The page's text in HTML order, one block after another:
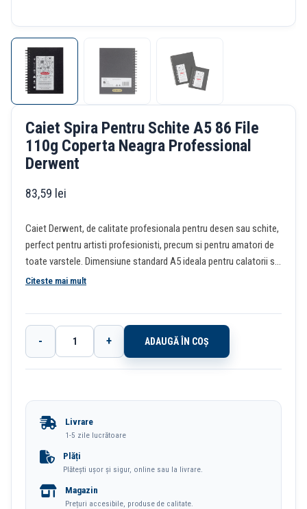
Caiet Spira Pentru Schite A5 86 File
110g Coperta Neagra Professional
Derwent
83,59 lei
Caiet Derwent, de calitate profesionala pentru desen sau schite,
perfect pentru artisti profesionisti, precum si pentru amatori de
toate varstele. Dimensiune standard A5 ideala pentru calatorii si
aer liber. Coperta dura, din vinil negru, cu spira, contine 86 de coli
acuarela), suprafata neteda ideala pentru creioane de grafit si
colorat. Dimensiuni 1,8 x 21,5 x 25,5 cm. Greutate 200 g.
Citeste mai mult
Cantitate
Caiet
Schite
File
- + ADAUGĂ ÎN COȘ
Livrare
1-5 zile lucrătoare
Plăți
Plătești ușor și sigur, online sau la livrare.
Magazin
Prețuri accesibile, produse de calitate.